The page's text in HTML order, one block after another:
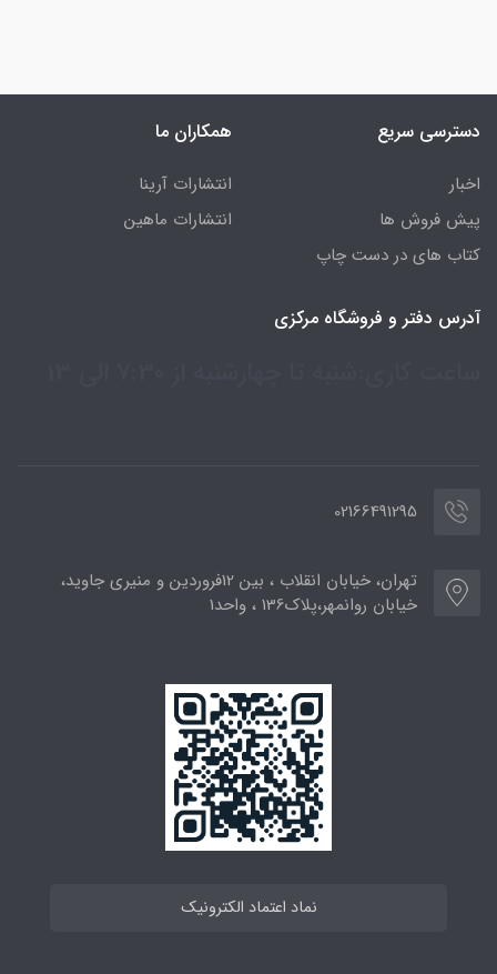
دسترسی سریع
اخبار
پیش فروش ها
کتاب های در دست چاپ
همکاران ما
انتشارات آرینا
انتشارات ماهین
آدرس دفتر و فروشگاه مرکزی
02166491295
تهران، خیابان انقلاب ، بین 12فروردین و منیری جاوید،
خیابان روانمهر،پلاک136 ، واحد1
نماد اعتماد الکترونیک